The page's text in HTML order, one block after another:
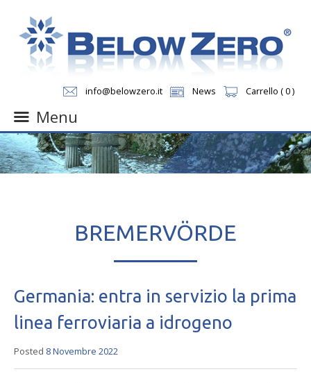
info@belowzero.it News Carrello ( 0 )
Menu
Skip
to
content
BREMERVÖRDE
Germania: entra in servizio la prima
linea ferroviaria a idrogeno
Posted 8 Novembre 2022